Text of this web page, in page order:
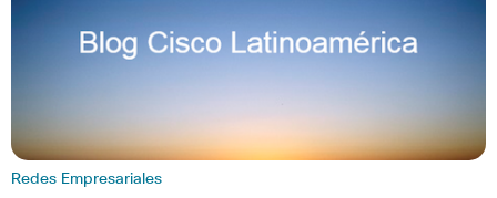
Redes Empresariales